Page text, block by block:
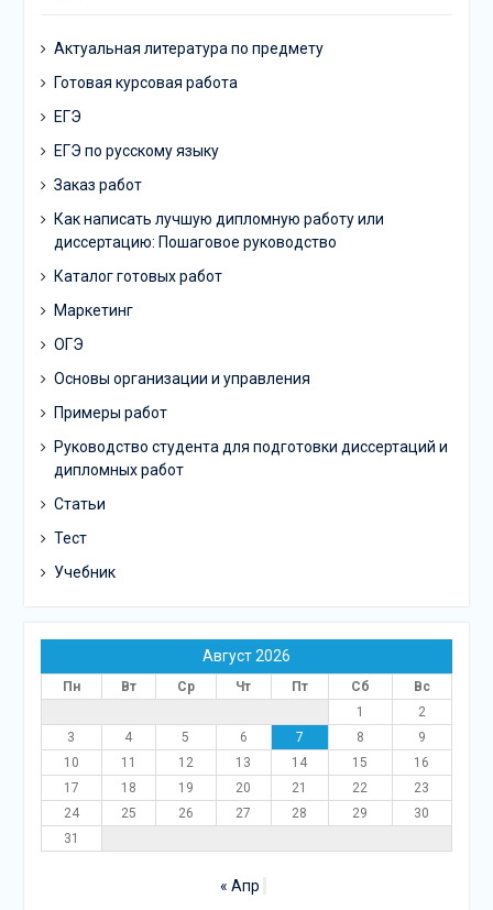
Актуальная литература по предмету
Готовая курсовая работа
ЕГЭ
ЕГЭ по русскому языку
Заказ работ
Как написать лучшую дипломную работу или
диссертацию: Пошаговое руководство
Каталог готовых работ
Маркетинг
ОГЭ
Основы организации и управления
Примеры работ
Руководство студента для подготовки диссертаций и
дипломных работ
Статьи
Тест
Учебник
Август 2026
Пн Вт Ср Чт Пт Сб
Вс
1
2
3
4 5 6 7 8
9
10
11 12 13 14 15
16
17
18 19 20 21 22
23
24
25 26 27 28 29
30
31
« Апр